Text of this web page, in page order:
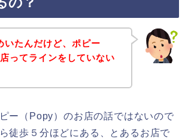
いたんだけど、ポピー
ってラインをしていない
ー（Popy）のお店の話ではないので
徒歩５分ほどにある、とあるお店で